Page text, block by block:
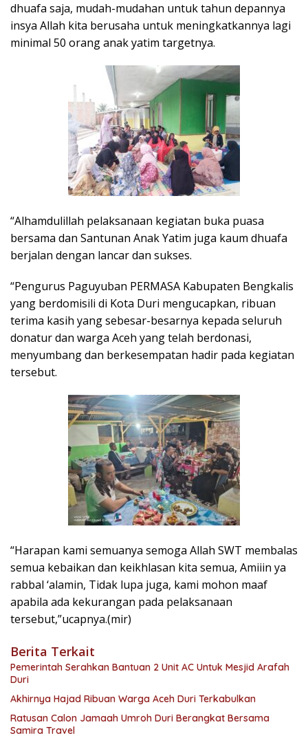
dhuafa saja, mudah-mudahan untuk tahun depannya
insya Allah kita berusaha untuk meningkatkannya lagi
minimal 50 orang anak yatim targetnya.
“Alhamdulillah pelaksanaan kegiatan buka puasa
bersama dan Santunan Anak Yatim juga kaum dhuafa
berjalan dengan lancar dan sukses.
“Pengurus Paguyuban PERMASA Kabupaten Bengkalis
yang berdomisili di Kota Duri mengucapkan, ribuan
terima kasih yang sebesar-besarnya kepada seluruh
donatur dan warga Aceh yang telah berdonasi,
menyumbang dan berkesempatan hadir pada kegiatan
tersebut.
“Harapan kami semuanya semoga Allah SWT membalas
semua kebaikan dan keikhlasan kita semua, Amiiin ya
rabbal ‘alamin, Tidak lupa juga, kami mohon maaf
apabila ada kekurangan pada pelaksanaan
tersebut,”ucapnya.(mir)
Berita Terkait
Pemerintah Serahkan Bantuan 2 Unit AC Untuk Mesjid Arafah
Duri
Akhirnya Hajad Ribuan Warga Aceh Duri Terkabulkan
Ratusan Calon Jamaah Umroh Duri Berangkat Bersama
Samira Travel